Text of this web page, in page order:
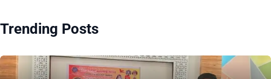
Trending Posts